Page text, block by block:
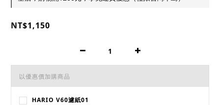
NT$1,150
以優惠價加購商品
HARIO V60濾紙01